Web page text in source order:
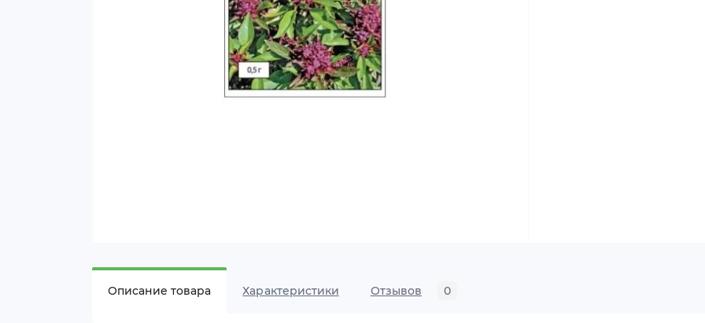
Описание товара Характеристики Отзывов 0